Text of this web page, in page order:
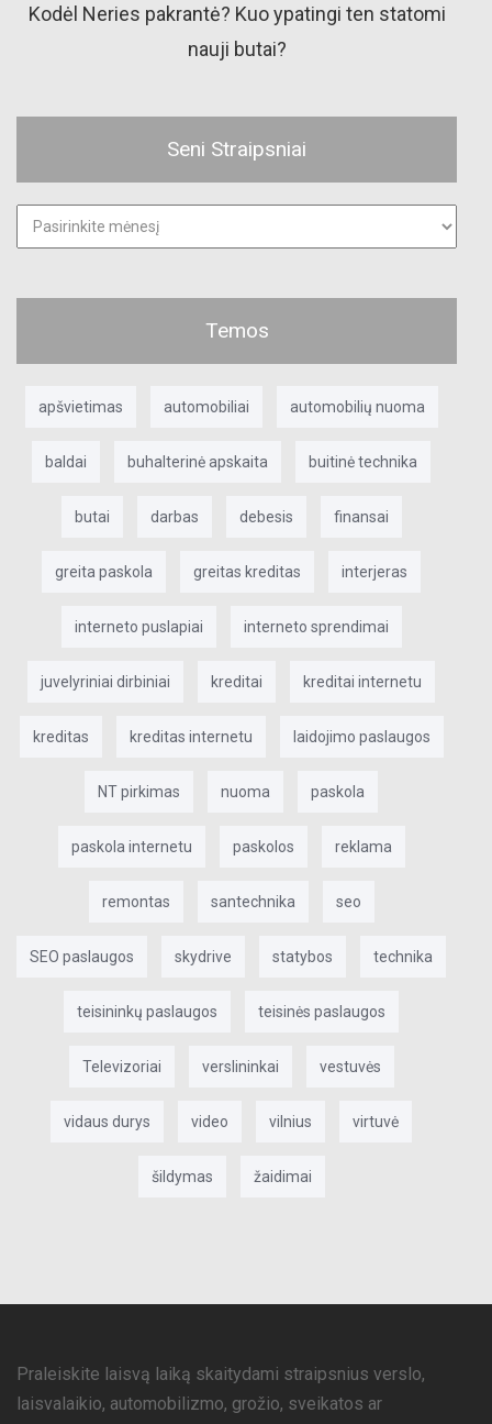
Kodėl Neries pakrantė? Kuo ypatingi ten statomi
nauji butai?
Seni Straipsniai
Seni
Temos
apšvietimas automobiliai automobilių nuoma
baldai buhalterinė apskaita buitinė technika
butai darbas debesis finansai
greita paskola greitas kreditas interjeras
interneto puslapiai interneto sprendimai
juvelyriniai dirbiniai kreditai kreditai internetu
kreditas kreditas internetu laidojimo paslaugos
NT pirkimas nuoma paskola
paskola internetu paskolos reklama
remontas santechnika seo
SEO paslaugos skydrive statybos technika
teisininkų paslaugos teisinės paslaugos
Televizoriai verslininkai vestuvės
vidaus durys video vilnius virtuvė
šildymas žaidimai
Praleiskite laisvą laiką skaitydami straipsnius verslo,
laisvalaikio, automobilizmo, grožio, sveikatos ar